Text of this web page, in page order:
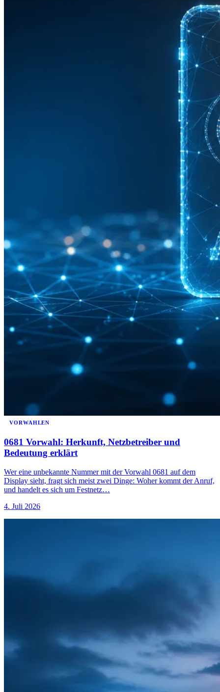
VORWAHLEN
0681 Vorwahl: Herkunft, Netzbetreiber und
Bedeutung erklärt
Wer eine unbekannte Nummer mit der Vorwahl 0681 auf dem
Display sieht, fragt sich meist zwei Dinge: Woher kommt der Anruf,
und handelt es sich um Festnetz…
4. Juli 2026